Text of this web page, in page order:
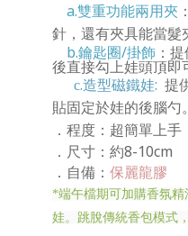
a.雙重功能兩用夾
針，還有夾具能當髮
b.鑰匙圈/掛飾 ：
後直接勾上娃頭頂即
c.造型磁鐵娃: 提
貼固定於娃的後腦勺。
． 程度：超簡單上手
．尺寸 ：約8-10cm
． 自備： 保麗龍膠
*端午檔期可加購香氛
娃。跳脫傳統香包模式